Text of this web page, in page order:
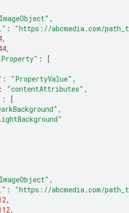
,
:
"https://abcmedia.com/
,
,
:
[
: "PropertyValue" ,
: "contentAttributes" ,
:
[
,
,
:
"https://abcmedia.com/
,
,